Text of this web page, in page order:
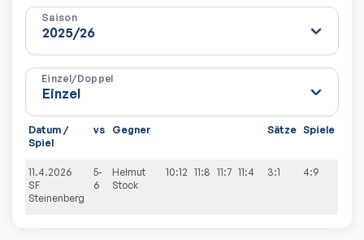
Saison
Einzel/Doppel
Datum /
Spiel
vs Gegner Sätze Spiele
11.4.2026
SF
Steinenberg
5-
6
Helmut
Stock
10:12 11:8 11:7 11:4 3:1 4:9